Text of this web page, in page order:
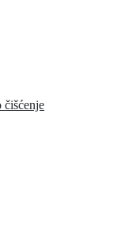
čišćenje